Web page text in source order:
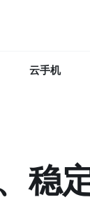
云手机
稳